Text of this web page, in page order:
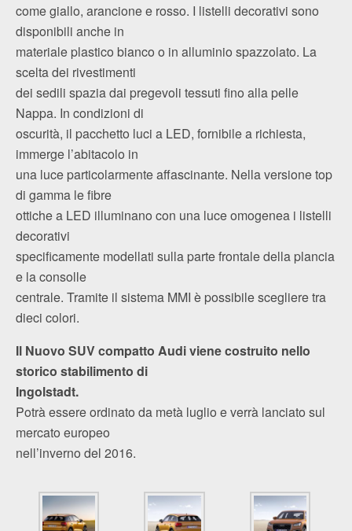
come giallo, arancione e rosso. I listelli decorativi sono
disponibili anche in
materiale plastico bianco o in alluminio spazzolato. La
scelta dei rivestimenti
dei sedili spazia dai pregevoli tessuti fino alla pelle
Nappa. In condizioni di
oscurità, il pacchetto luci a LED, fornibile a richiesta,
immerge l’abitacolo in
una luce particolarmente affascinante. Nella versione top
di gamma le fibre
ottiche a LED illuminano con una luce omogenea i listelli
decorativi
specificamente modellati sulla parte frontale della plancia
e la consolle
centrale. Tramite il sistema MMI è possibile scegliere tra
dieci colori.
Il Nuovo SUV compatto Audi viene costruito nello
storico stabilimento di
Ingolstadt.
Potrà essere ordinato da metà luglio e verrà lanciato sul
mercato europeo
nell’inverno del 2016.